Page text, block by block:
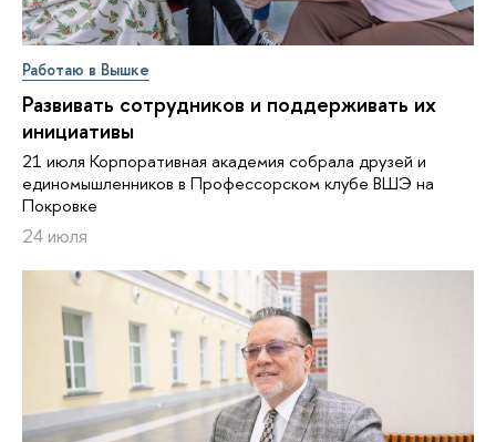
Работаю в Вышке
Развивать сотрудников и поддерживать их
инициативы
21 июля Корпоративная академия собрала друзей и
единомышленников в Профессорском клубе ВШЭ на
Покровке
24 июля